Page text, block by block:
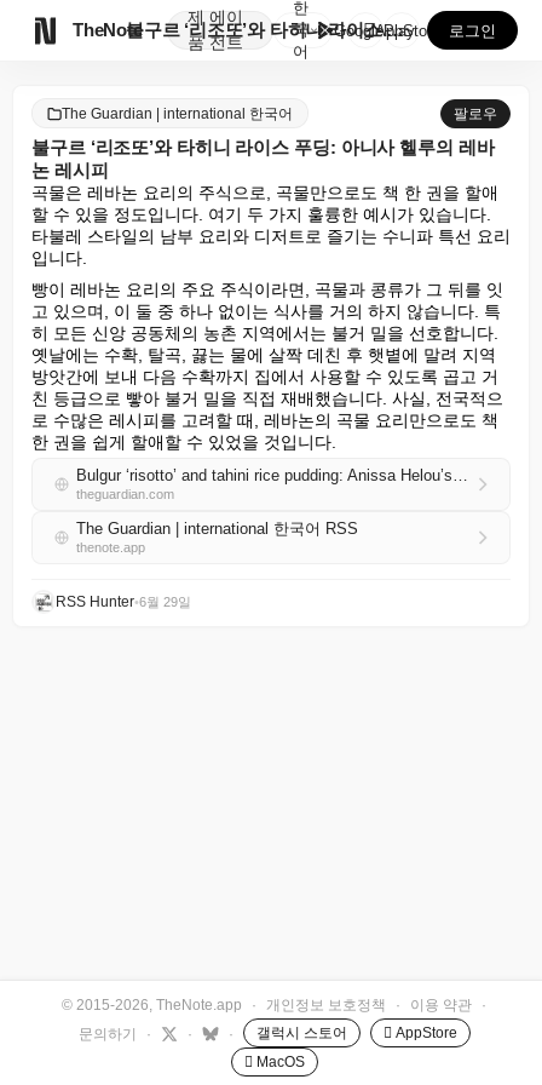
TheNote
제
품
에이
전트
불구르 ‘리조또’와 타히니 라이스 푸딩: 아니사 헬루의...
한
국
어
GooglePlay
AppStore 로그인
The Guardian | international 한국어 팔로우
불구르 ‘리조또’와 타히니 라이스 푸딩: 아니사 헬루의 레바
논 레시피
곡물은 레바논 요리의 주식으로, 곡물만으로도 책 한 권을 할애
할 수 있을 정도입니다. 여기 두 가지 훌륭한 예시가 있습니다.
타불레 스타일의 남부 요리와 디저트로 즐기는 수니파 특선 요리
입니다.
빵이 레바논 요리의 주요 주식이라면, 곡물과 콩류가 그 뒤를 잇
고 있으며, 이 둘 중 하나 없이는 식사를 거의 하지 않습니다. 특
히 모든 신앙 공동체의 농촌 지역에서는 불거 밀을 선호합니다.
옛날에는 수확, 탈곡, 끓는 물에 살짝 데친 후 햇볕에 말려 지역
방앗간에 보내 다음 수확까지 집에서 사용할 수 있도록 곱고 거
친 등급으로 빻아 불거 밀을 직접 재배했습니다. 사실, 전국적으
로 수많은 레시피를 고려할 때, 레바논의 곡물 요리만으로도 책
한 권을 쉽게 할애할 수 있었을 것입니다.
Bulgur ‘risotto’ and tahini rice pudding: Anissa Helou’s Lebanese recipes
theguardian.com
The Guardian | international 한국어 RSS
thenote.app
RSS Hunter•6월 29일
© 2015-2026, TheNote.app · 개인정보 보호정책 · 이용 약관
·
문의하기
· · · 갤럭시 스토어
 AppStore
 MacOS